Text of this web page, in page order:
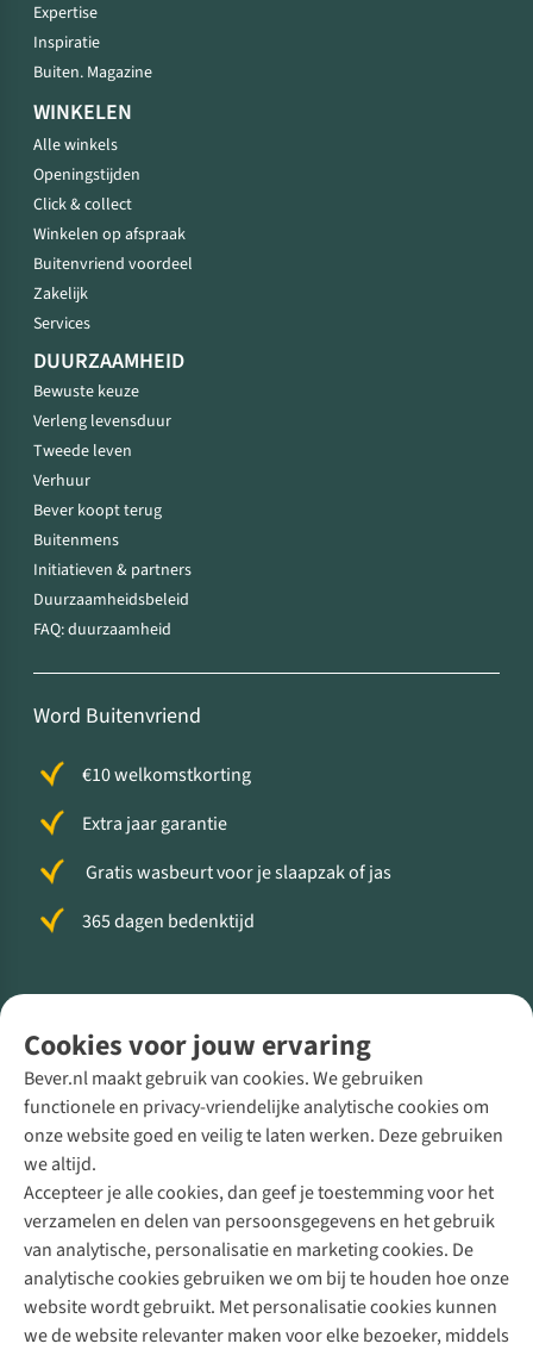
Cookies voor jouw ervaring
Bever.nl maakt gebruik van cookies. We gebruiken
functionele en privacy-vriendelijke analytische cookies om
onze website goed en veilig te laten werken. Deze gebruiken
we altijd.
Accepteer je alle cookies, dan geef je toestemming voor het
verzamelen en delen van persoonsgegevens en het gebruik
van analytische, personalisatie en marketing cookies. De
analytische cookies gebruiken we om bij te houden hoe onze
website wordt gebruikt. Met personalisatie cookies kunnen
we de website relevanter maken voor elke bezoeker, middels
Expertise
Inspiratie
Buiten. Magazine
WINKELEN
Alle winkels
Openingstijden
Click & collect
Winkelen op afspraak
Buitenvriend voordeel
Zakelijk
Services
DUURZAAMHEID
Bewuste keuze
Verleng levensduur
Tweede leven
Verhuur
Bever koopt terug
Buitenmens
Initiatieven & partners
Duurzaamheidsbeleid
FAQ: duurzaamheid
Word Buitenvriend
€10 welkomstkorting
Extra jaar garantie
Gratis wasbeurt voor je slaapzak of jas
365 dagen bedenktijd
Direct advies van een Buitenexpert
+31 (0)85 888 50 88
+31 6 12 28 49 80
Contactformulier